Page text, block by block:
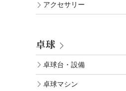
アクセサリー
卓球
卓球台・設備
卓球マシン